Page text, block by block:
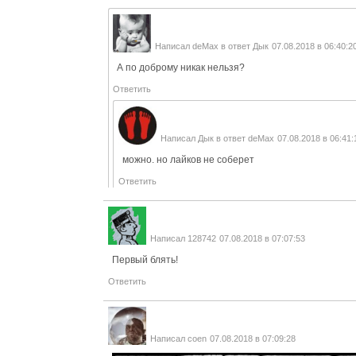
НаписалdeMax в ответ Дык 07.08.2018 в
А по доброму никак нельзя?
Ответить
Написал Дыкв ответ deMax 07.08.2018 в
можно. но лайков не соберет
Ответить
Написал 128742 07.08.2018 в 07:07:53
Первый блять!
Ответить
Написал coen 07.08.2018 в 07:09:28